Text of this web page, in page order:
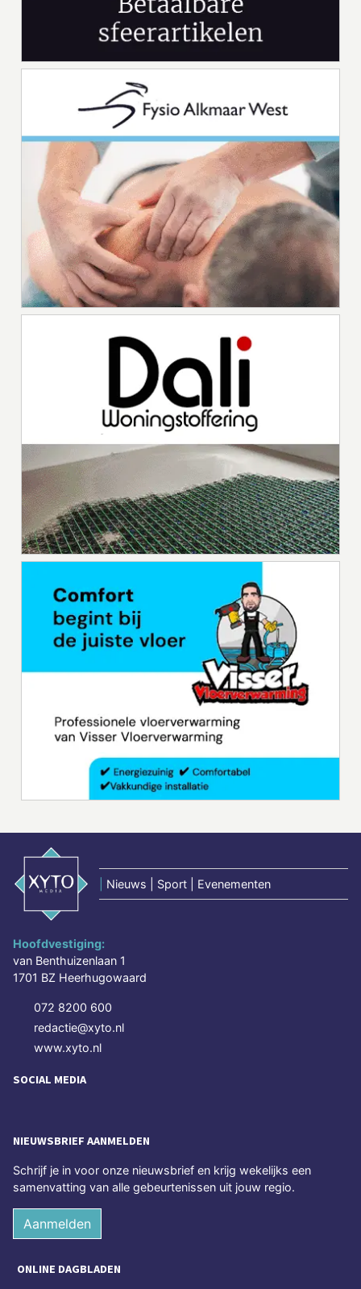
Nieuws | Sport | Evenementen
Hoofdvestiging:
van Benthuizenlaan 1
1701 BZ Heerhugowaard
072 8200 600
redactie@xyto.nl
www.xyto.nl
SOCIAL MEDIA
NIEUWSBRIEF AANMELDEN
Schrijf je in voor onze nieuwsbrief en krijg wekelijks een
samenvatting van alle gebeurtenissen uit jouw regio.
Aanmelden
ONLINE DAGBLADEN